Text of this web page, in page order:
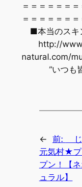
＝＝＝＝＝＝
＝＝＝＝＝＝＝
■本当のスキ
http://
natural.com/
”いつも皆
← 前:
じ
元気村★プ
プン！【
ュラル】